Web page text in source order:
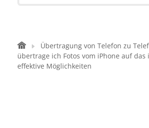
Übertragung von Telefon zu
übertrage ich Fotos vom iPhone auf das
effektive Möglichkeiten